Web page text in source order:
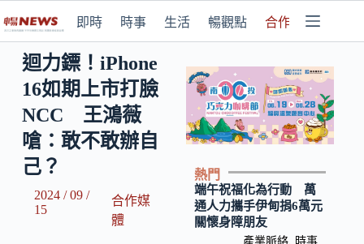
即時 時事 生活 暢觀點 合作媒體
迴力鏢！iPhone
16如期上市打臉
NCC 王鴻薇
嗆：敢不敢辦自
己？
2024 / 09 /
15
合作媒
體
熱門
端午祝福化為行動 萬
通人力攜手伊甸捐6萬元
關懷身障朋友
產業脈絡 時事